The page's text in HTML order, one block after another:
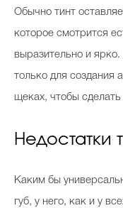
Обычно тинт
которое смотрится
выразительно и
только для создания
щеках, чтобы
Недостатки
Каким бы
губ, у него, как и у